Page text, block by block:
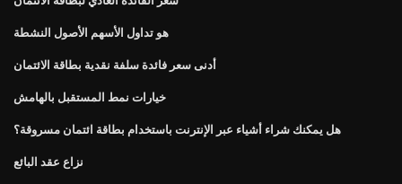
هو تداول الأسهم الأصول النشطة
أدنى سعر فائدة سلفة نقدية بطاقة الائتمان
خيارات نمط المستقبل بالهامش
هل يمكنك شراء أشياء عبر الإنترنت باستخدام بطاقة ائتمان مسروقة؟
نزاع عقد البائع